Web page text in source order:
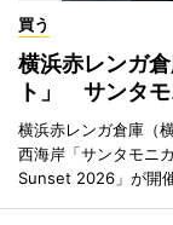
買う
横浜赤レンガ
ト」 サンタ
横浜赤レンガ倉庫（
西海岸「サンタモニ
Sunset 2026」が開